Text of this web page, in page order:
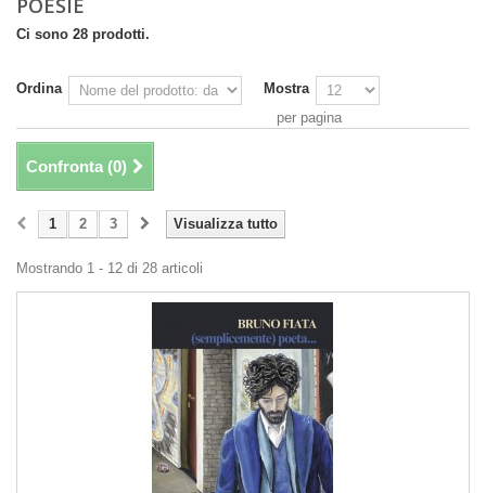
POESIE
Ci sono 28 prodotti.
Ordina
Mostra
per pagina
Confronta (0)
Visualizza tutto
1 2 3
Mostrando 1 - 12 di 28 articoli